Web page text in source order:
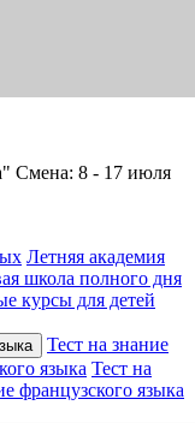
Смена: 8 - 17 июля
Летняя академия
школа полного дня
курсы для детей
Тест на знание
языка Тест на
французского языка